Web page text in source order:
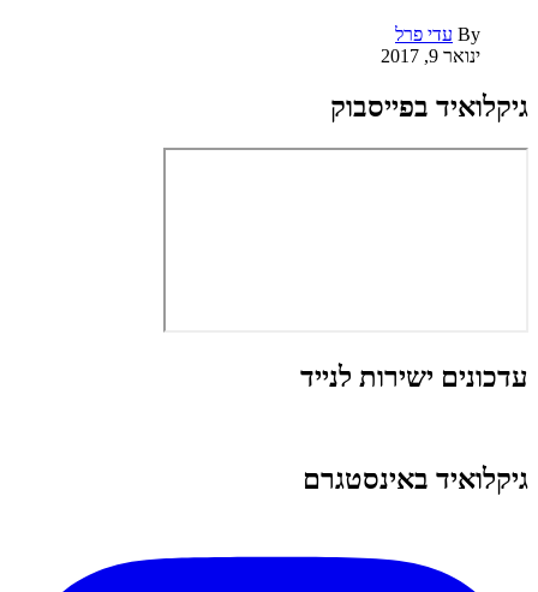
By עדי פרל
ינואר 9, 2017
גיקלואיד בפייסבוק
עדכונים ישירות לנייד
גיקלואיד באינסטגרם